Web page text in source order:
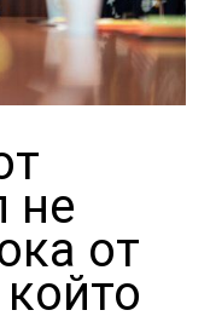
не
от